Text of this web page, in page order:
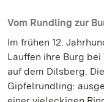
Vom Rundling zur
Im frühen 12.
Lauffen ihre Burg
auf dem Dilsberg.
Gipfelrundling: